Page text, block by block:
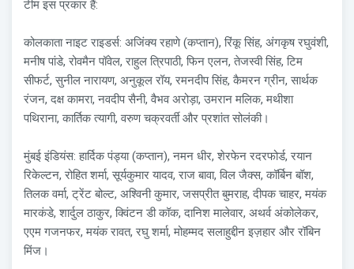
टीम इस प्रकार हैं:
कोलकाता नाइट राइडर्स: अजिंक्य रहाणे (कप्तान), रिंकू सिंह, अंगकृष रघुवंशी,
मनीष पांडे, रोवमैन पॉवेल, राहुल त्रिपाठी, फिन एलन, तेजस्वी सिंह, टिम
सीफर्ट, सुनील नारायण, अनुकूल रॉय, रमनदीप सिंह, कैमरन ग्रीन, सार्थक
रंजन, दक्ष कामरा, नवदीप सैनी, वैभव अरोड़ा, उमरान मलिक, मथीशा
पथिराना, कार्तिक त्यागी, वरुण चक्रवर्ती और प्रशांत सोलंकी।
मुंबई इंडियंस: हार्दिक पंड्या (कप्तान), नमन धीर, शेरफेन रदरफोर्ड, रयान
रिकेल्टन, रोहित शर्मा, सूर्यकुमार यादव, राज बावा, विल जैक्स, कॉर्बिन बॉश,
तिलक वर्मा, ट्रेंट बोल्ट, अश्विनी कुमार, जसप्रीत बुमराह, दीपक चाहर, मयंक
मारकंडे, शार्दुल ठाकुर, क्विंटन डी कॉक, दानिश मालेवार, अथर्व अंकोलेकर,
एएम गजनफर, मयंक रावत, रघु शर्मा, मोहम्मद सलाहुद्दीन इज़हार और रॉबिन
मिंज।